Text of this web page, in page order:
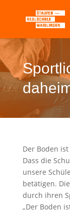
Der Boden
Dass die
unsere
betätigen.
durch ihren
„Der Boden